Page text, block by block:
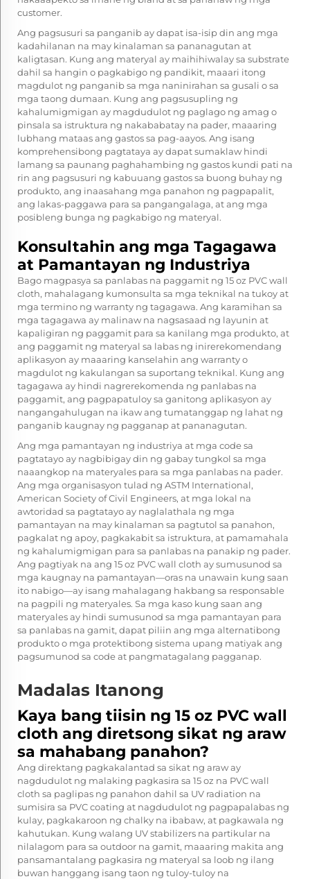
customer.
Ang pagsusuri sa panganib ay dapat isa-isip din ang mga
kadahilanan na may kinalaman sa pananagutan at
kaligtasan. Kung ang materyal ay maihihiwalay sa substrate
dahil sa hangin o pagkabigo ng pandikit, maaari itong
magdulot ng panganib sa mga naninirahan sa gusali o sa
mga taong dumaan. Kung ang pagsusupling ng
kahalumigmigan ay magdudulot ng paglago ng amag o
pinsala sa istruktura ng nakababatay na pader, maaaring
lubhang mataas ang gastos sa pag-aayos. Ang isang
komprehensibong pagtataya ay dapat sumaklaw hindi
lamang sa paunang paghahambing ng gastos kundi pati na
rin ang pagsusuri ng kabuuang gastos sa buong buhay ng
produkto, ang inaasahang mga panahon ng pagpapalit,
ang lakas-paggawa para sa pangangalaga, at ang mga
posibleng bunga ng pagkabigo ng materyal.
Konsultahin ang mga Tagagawa
at Pamantayan ng Industriya
Bago magpasya sa panlabas na paggamit ng 15 oz PVC wall
cloth, mahalagang kumonsulta sa mga teknikal na tukoy at
mga termino ng warranty ng tagagawa. Ang karamihan sa
mga tagagawa ay malinaw na nagsasaad ng layunin at
kapaligiran ng paggamit para sa kanilang mga produkto, at
ang paggamit ng materyal sa labas ng inirerekomendang
aplikasyon ay maaaring kanselahin ang warranty o
magdulot ng kakulangan sa suportang teknikal. Kung ang
tagagawa ay hindi nagrerekomenda ng panlabas na
paggamit, ang pagpapatuloy sa ganitong aplikasyon ay
nangangahulugan na ikaw ang tumatanggap ng lahat ng
panganib kaugnay ng pagganap at pananagutan.
Ang mga pamantayan ng industriya at mga code sa
pagtatayo ay nagbibigay din ng gabay tungkol sa mga
naaangkop na materyales para sa mga panlabas na pader.
Ang mga organisasyon tulad ng ASTM International,
American Society of Civil Engineers, at mga lokal na
awtoridad sa pagtatayo ay naglalathala ng mga
pamantayan na may kinalaman sa pagtutol sa panahon,
pagkalat ng apoy, pagkakabit sa istruktura, at pamamahala
ng kahalumigmigan para sa panlabas na panakip ng pader.
Ang pagtiyak na ang 15 oz PVC wall cloth ay sumusunod sa
mga kaugnay na pamantayan—oras na unawain kung saan
ito nabigo—ay isang mahalagang hakbang sa responsable
na pagpili ng materyales. Sa mga kaso kung saan ang
materyales ay hindi sumusunod sa mga pamantayan para
sa panlabas na gamit, dapat piliin ang mga alternatibong
produkto o mga protektibong sistema upang matiyak ang
pagsumunod sa code at pangmatagalang pagganap.
Madalas Itanong
Kaya bang tiisin ng 15 oz PVC wall
cloth ang diretsong sikat ng araw
sa mahabang panahon?
Ang direktang pagkakalantad sa sikat ng araw ay
nagdudulot ng malaking pagkasira sa 15 oz na PVC wall
cloth sa paglipas ng panahon dahil sa UV radiation na
sumisira sa PVC coating at nagdudulot ng pagpapalabas ng
kulay, pagkakaroon ng chalky na ibabaw, at pagkawala ng
kahutukan. Kung walang UV stabilizers na partikular na
nilalagom para sa outdoor na gamit, maaaring makita ang
pansamantalang pagkasira ng materyal sa loob ng ilang
buwan hanggang isang taon ng tuloy-tuloy na